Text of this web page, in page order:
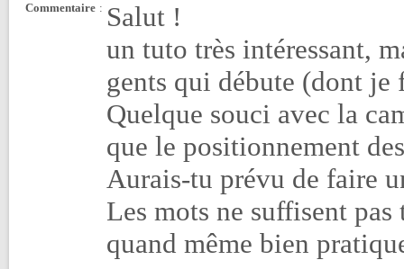
Commentaire : Salut !
un tuto très intéressant,
gents qui débute (dont je
Quelque souci avec la
que le positionnement
Aurais-tu prévu de faire
Les mots ne suffisent
quand même bien